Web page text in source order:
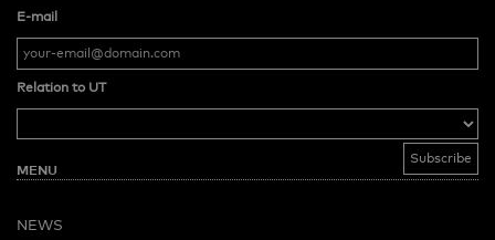
E-mail
Relation to UT
MENU
NEWS